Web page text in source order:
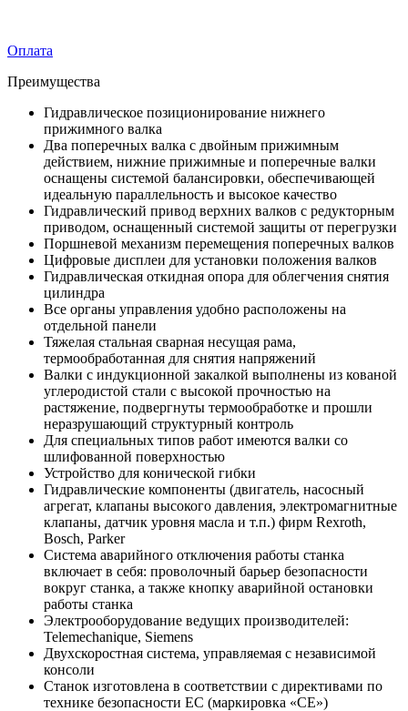
Оплата
Преимущества
Гидравлическое позиционирование нижнего
прижимного валка
Два поперечных валка с двойным прижимным
действием, нижние прижимные и поперечные валки
оснащены системой балансировки, обеспечивающей
идеальную параллельность и высокое качество
Гидравлический привод верхних валков с редукторным
приводом, оснащенный системой защиты от перегрузки
Поршневой механизм перемещения поперечных валков
Цифровые дисплеи для установки положения валков
Гидравлическая откидная опора для облегчения снятия
цилиндра
Все органы управления удобно расположены на
отдельной панели
Тяжелая стальная сварная несущая рама,
термообработанная для снятия напряжений
Валки с индукционной закалкой выполнены из кованой
углеродистой стали с высокой прочностью на
растяжение, подвергнуты термообработке и прошли
неразрушающий структурный контроль
Для специальных типов работ имеются валки со
шлифованной поверхностью
Устройство для конической гибки
Гидравлические компоненты (двигатель, насосный
агрегат, клапаны высокого давления, электромагнитные
клапаны, датчик уровня масла и т.п.) фирм Rexroth,
Bosch, Parker
Система аварийного отключения работы станка
включает в себя: проволочный барьер безопасности
вокруг станка, а также кнопку аварийной остановки
работы станка
Электрооборудование ведущих производителей:
Telemechanique, Siemens
Двухскоростная система, управляемая с независимой
консоли
Станок изготовлена в соответствии с директивами по
технике безопасности ЕС (маркировка «СЕ»)